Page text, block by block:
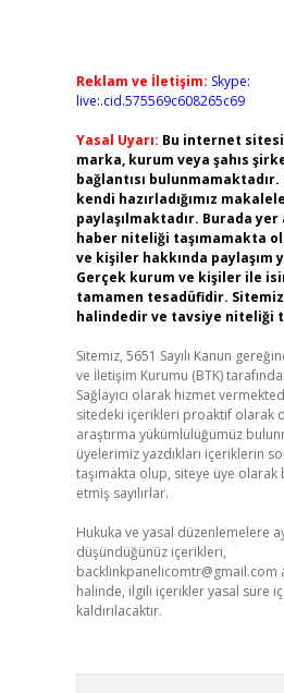
Reklam ve İletişim: Skype:
live:.cid.575569c608265c69
Yasal Uyarı: Bu internet
marka, kurum veya şahıs
bağlantısı bulunmamaktadır.
kendi hazırladığımız
paylaşılmaktadır. Burada
haber niteliği taşımamakta
ve kişiler hakkında paylaşım
Gerçek kurum ve kişiler ile
tamamen tesadüfidir.
halindedir ve tavsiye niteliği
Sitemiz, 5651 Sayılı Kanun
ve İletişim Kurumu (BTK)
Sağlayıcı olarak hizmet
sitedeki içerikleri proaktif olarak
araştırma yükümlülüğümüz
üyelerimiz yazdıkları içeriklerin
taşımakta olup, siteye üye
etmiş sayılırlar.
Hukuka ve yasal düzenlemelere
düşündüğünüz içerikleri,
backlinkpanelicomtr@gmail.com
halinde, ilgili içerikler yasal süre
kaldırılacaktır.